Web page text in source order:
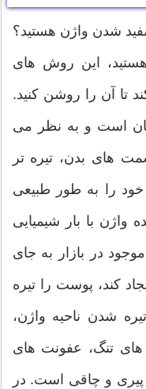
شدن واژن هستید؟
این روش های
تا آن را روشن کنید.
است و به نظر می
های بدن، تیره تر
را به طور طبیعی
واژن با بار شیمیایی
در بازار به جای
کند، پوست را تیره
شدن ناحیه واژن،
های تنگ، عفونت های
پیری و چاقی است. در